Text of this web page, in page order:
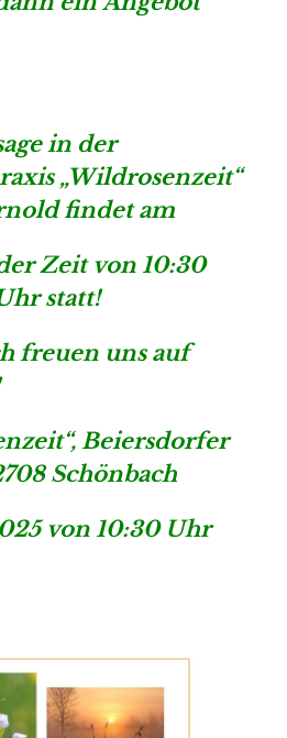
in der
„Wildrosenzeit“
findet am
Zeit von 10:30
statt!
freuen uns auf
Beiersdorfer
Schönbach
von 10:30 Uhr